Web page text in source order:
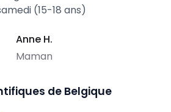
(15-18 ans)
Anne H.
Maman
de Belgique